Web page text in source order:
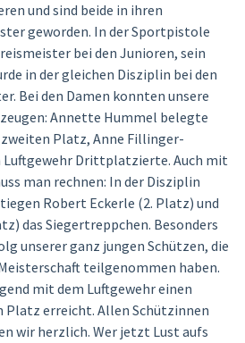
und sind beide in ihren
geworden. In der Sportpistole
bei den Junioren, sein
in der gleichen Disziplin bei den
Bei den Damen konnten unsere
Annette Hummel belegte
Platz, Anne Fillinger-
Luftgewehr Drittplatzierte. Auch mit
man rechnen: In der Disziplin
Robert Eckerle (2. Platz) und
das Siegertreppchen. Besonders
unserer ganz jungen Schützen, die
teilgenommen haben.
mit dem Luftgewehr einen
erreicht. Allen Schützinnen
wir herzlich. Wer jetzt Lust aufs